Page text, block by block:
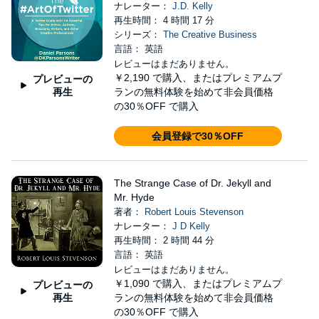
プレビューの
再生
ナレーター： J.D. Kelly
再生時間： 4 時間 17 分
シリーズ： The Creative Business
言語： 英語
レビューはまだありません。
￥2,190 で購入、またはプレミアムプ
ランの無料体験を始めて非会員価格
の30％OFF で購入
会員登録で30％OFF
プレビューの
再生
The Strange Case of Dr. Jekyll and
Mr. Hyde
著者：
Robert Louis Stevenson
ナレーター： J D Kelly
再生時間： 2 時間 44 分
言語： 英語
レビューはまだありません。
￥1,090 で購入、またはプレミアムプ
ランの無料体験を始めて非会員価格
の30％OFF で購入